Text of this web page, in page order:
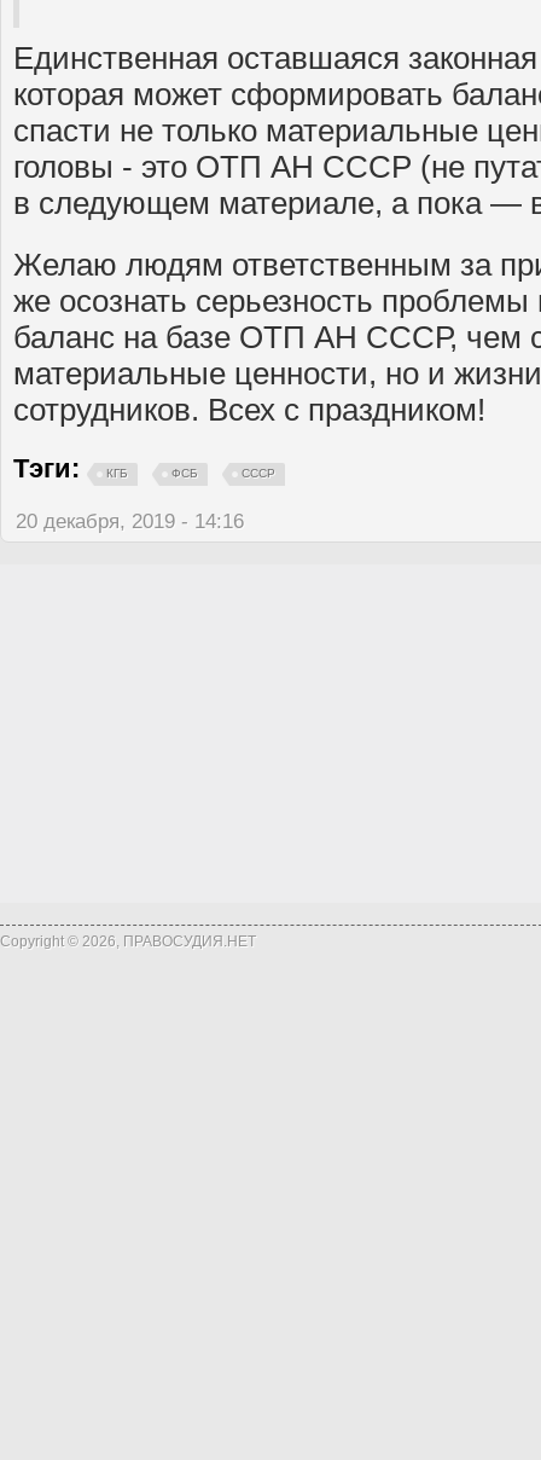
Единственная оставшаяся
которая может сформировать
спасти не только материальные
головы - это ОТП АН СССР (не
в следующем материале, а пока —
Желаю людям ответственным за
же осознать серьезность
баланс на базе ОТП АН СССР, чем
материальные ценности, но и
сотрудников. Всех с праздником!
Тэги: КГБ ФСБ СССР
20 декабря, 2019 - 14:16
Copyright © 2026, ПРАВОСУДИЯ.НЕТ